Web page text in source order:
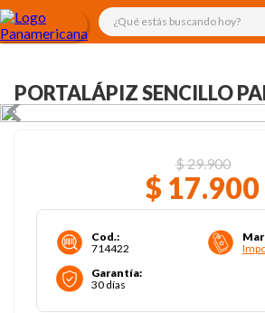
¿Qué estás buscando hoy?
PORTALÁPIZ SENCILLO
$29.900
$ 17.900
Cod.:
714422
Garantía:
30 días